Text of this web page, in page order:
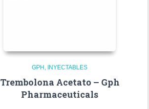
GPH INYECTABLES
Trembolona Acetato – Gph
Pharmaceuticals